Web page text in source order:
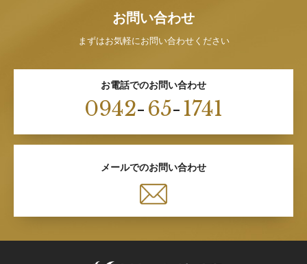
お問い合わせ
まずはお気軽にお問い合わせください
お電話でのお問い合わせ
0942-65-1741
メールでのお問い合わせ